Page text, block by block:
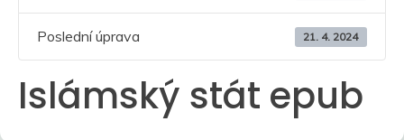
Poslední úprava 21. 4. 2024
Islámský stát epub